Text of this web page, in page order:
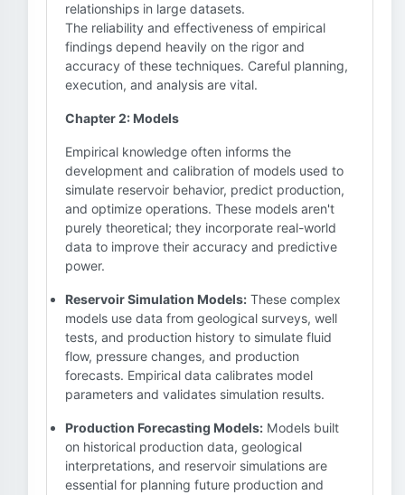
relationships in large datasets.
The reliability and effectiveness of empirical
findings depend heavily on the rigor and
accuracy of these techniques. Careful planning,
execution, and analysis are vital.
Chapter 2: Models
Empirical knowledge often informs the
development and calibration of models used to
simulate reservoir behavior, predict production,
and optimize operations. These models aren't
purely theoretical; they incorporate real-world
data to improve their accuracy and predictive
power.
Reservoir Simulation Models: These complex
models use data from geological surveys, well
tests, and production history to simulate fluid
flow, pressure changes, and production
forecasts. Empirical data calibrates model
parameters and validates simulation results.
Production Forecasting Models: Models built
on historical production data, geological
interpretations, and reservoir simulations are
essential for planning future production and